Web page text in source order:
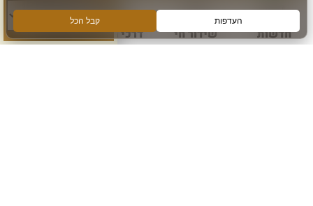
חדשות שידור חי דרכי הגעה עוד